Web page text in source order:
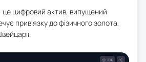
це цифровий актив, випущений
прив'язку до фізичного золота,